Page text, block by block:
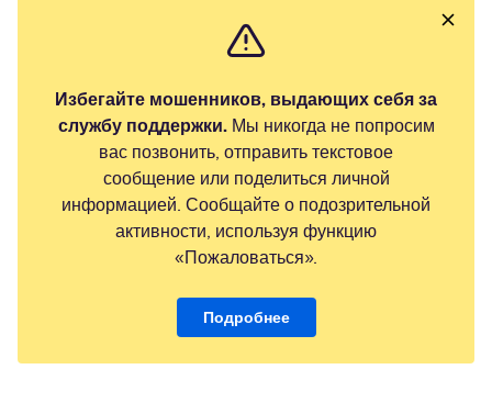
Избегайте мошенников, выдающих себя за
службу поддержки.Мы никогда не попросим
вас позвонить, отправить текстовое
сообщение или поделиться личной
информацией. Сообщайте о подозрительной
активности, используя функцию
«Пожаловаться».
Подробнее